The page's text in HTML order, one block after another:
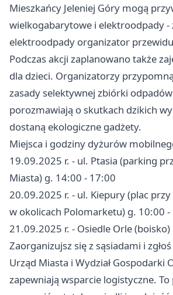
Mieszkańcy Jeleniej Góry mogą
wielkogabarytowe i elektroodpady -
elektroodpady organizator
Podczas akcji zaplanowano także
dla dzieci. Organizatorzy
zasady selektywnej zbiórki
porozmawiają o skutkach dzikich
dostaną ekologiczne gadżety.
Miejsca i godziny dyżurów
19.09.2025 r. - ul. Ptasia (parking
Miasta) g. 14:00 - 17:00
20.09.2025 r. - ul. Kiepury (plac
w okolicach Polomarketu) g. 10:00 -
21.09.2025 r. - Osiedle Orle
Zaorganizujsz się z sąsiadami i
Urząd Miasta i Wydział Gospodarki
zapewniają wsparcie logistyczne.